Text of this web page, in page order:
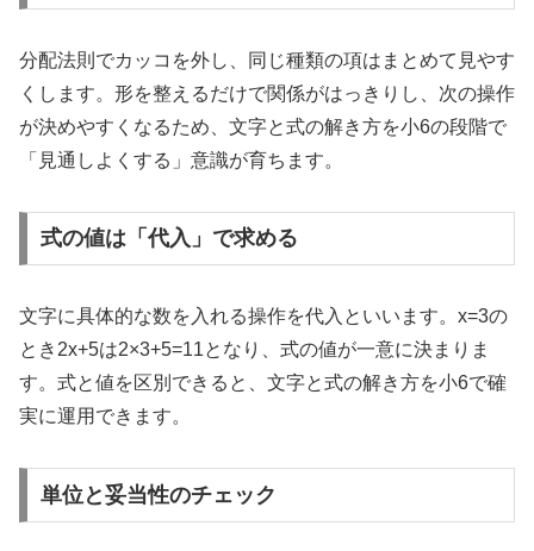
分配法則でカッコを外し、同じ種類の項はまとめて見やす
くします。形を整えるだけで関係がはっきりし、次の操作
が決めやすくなるため、文字と式の解き方を小6の段階で
「見通しよくする」意識が育ちます。
式の値は「代入」で求める
文字に具体的な数を入れる操作を代入といいます。x=3の
とき2x+5は2×3+5=11となり、式の値が一意に決まりま
す。式と値を区別できると、文字と式の解き方を小6で確
実に運用できます。
単位と妥当性のチェック